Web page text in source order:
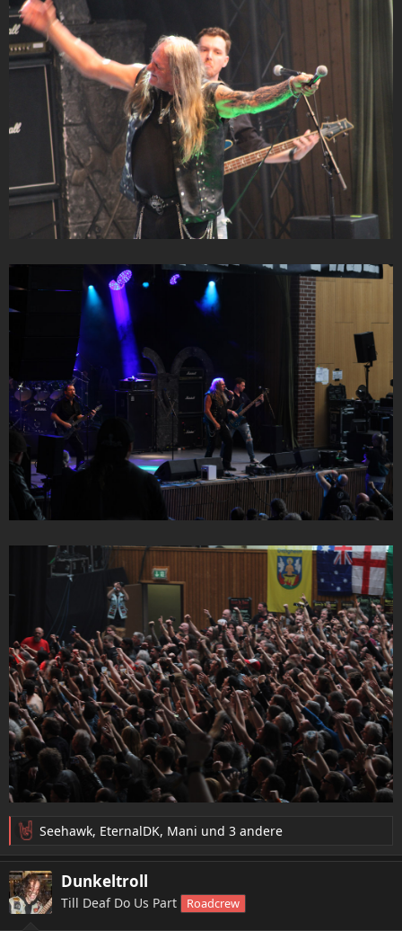
R
e
a
k
t
Seehawk, EternalDK, Mani und 3 andere
Dunkeltroll
Till Deaf Do Us Part Roadcrew